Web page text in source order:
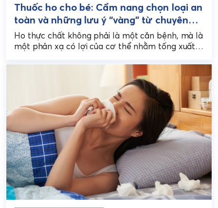
Thuốc ho cho bé: Cẩm nang chọn loại an
toàn và những lưu ý “vàng” từ chuyên
gia
Ho thực chất không phải là một căn bệnh, mà là
một phản xạ có lợi của cơ thể nhằm tống xuất